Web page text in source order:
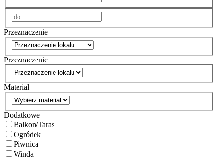
Przeznaczenie
Przeznaczenie
Materiał
Dodatkowe
Balkon/Taras
Ogródek
Piwnica
Winda